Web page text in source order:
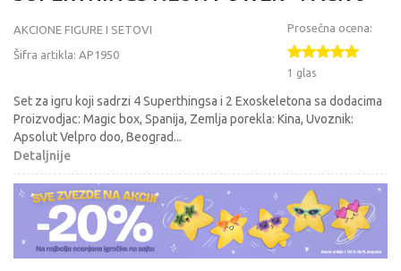
AKCIONE FIGURE I SETOVI
Šifra artikla: AP1950
Prosečna ocena:
1 glas
Set za igru koji sadrzi 4 Superthingsa i 2 Exoskeletona sa dodacima
Proizvodjac: Magic box, Spanija, Zemlja porekla: Kina, Uvoznik:
Apsolut Velpro doo, Beograd...
Detaljnije